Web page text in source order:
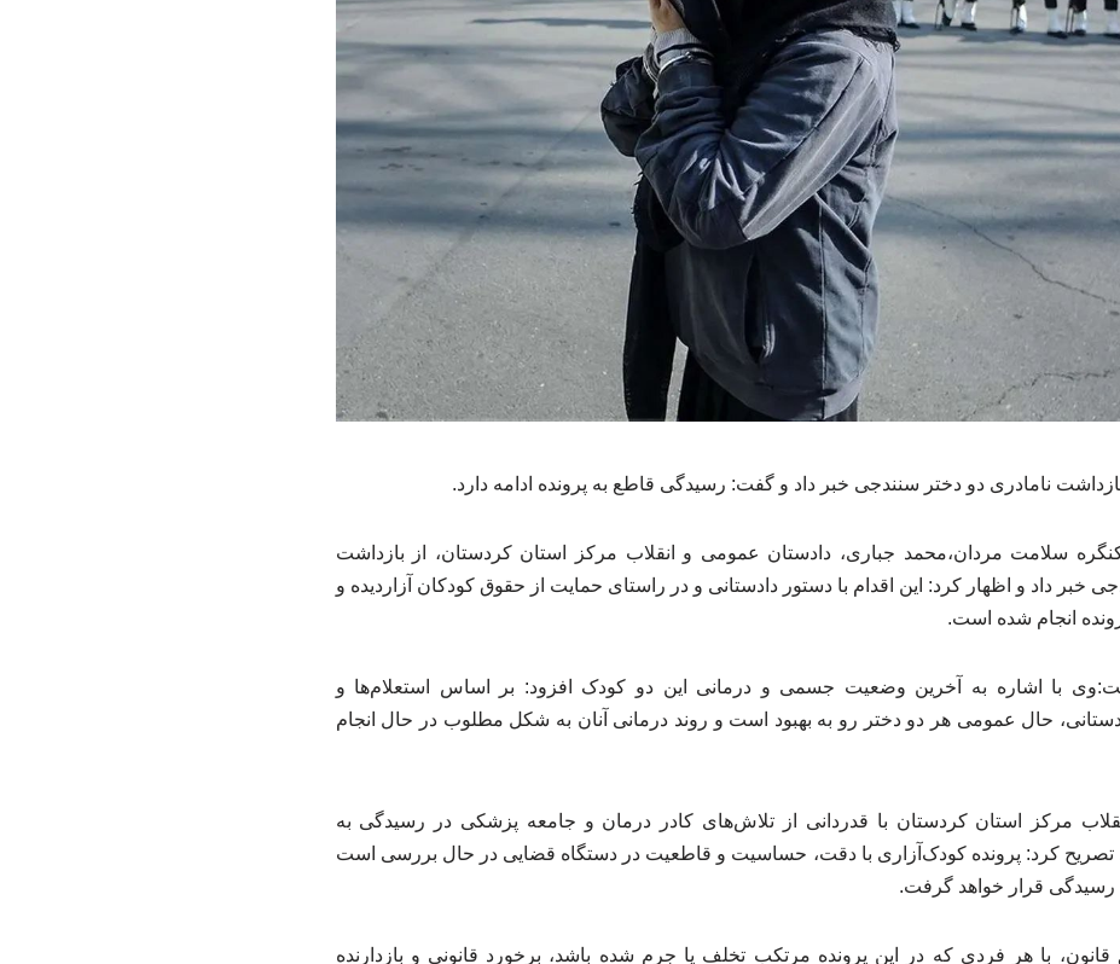
نامادری دو دختر سنندجی خبر داد و گفت: رسیدگی قاطع به پرونده ادامه دارد.
سلامت مردان،محمد جباری، دادستان عمومی و انقلاب مرکز استان کردستان، از بازداشت
خبر داد و اظهار کرد: این اقدام با دستور دادستانی و در راستای حمایت از حقوق کودکان آزاردیده و
انجام شده است.
با اشاره به آخرین وضعیت جسمی و درمانی این دو کودک افزود: بر اساس استعلام‌ها و
حال عمومی هر دو دختر رو به بهبود است و روند درمانی آنان به شکل مطلوب در حال انجام
مرکز استان کردستان با قدردانی از تلاش‌های کادر درمان و جامعه پزشکی در رسیدگی به
کرد: پرونده کودک‌آزاری با دقت، حساسیت و قاطعیت در دستگاه قضایی در حال بررسی است
رسیدگی قرار خواهد گرفت.
با هر فردی که در این پرونده مرتکب تخلف یا جرم شده باشد، برخورد قانونی و بازدارنده